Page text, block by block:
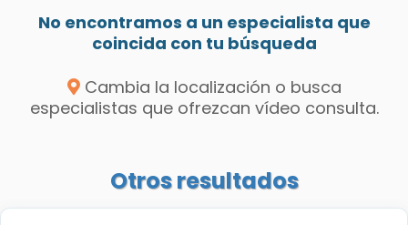
No encontramos a un especialista que
coincida con tu búsqueda
Cambia la localización o busca
especialistas que ofrezcan vídeo consulta.
Otros resultados